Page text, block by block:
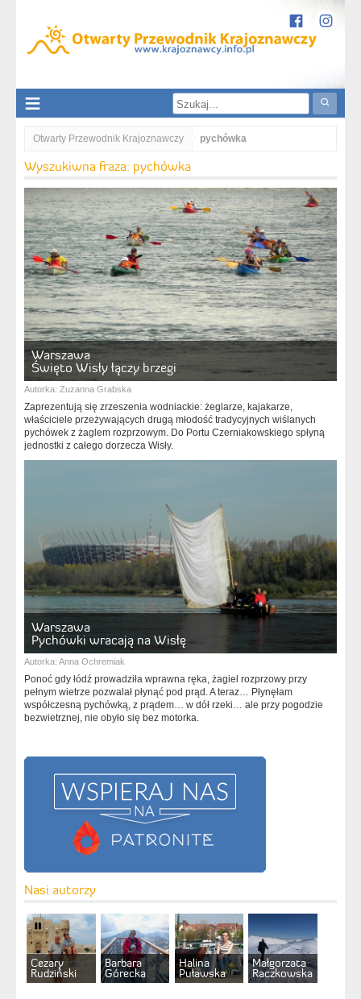
Otwarty Przewodnik Krajoznawczy pychówka
Wyszukiwna fraza: pychówka
Warszawa
Święto Wisły łączy brzegi
Autorka: Zuzanna Grabska
Zaprezentują się zrzeszenia wodniackie: żeglarze, kajakarze,
właściciele przeżywających drugą młodość tradycyjnych wiślanych
pychówek z żaglem rozprzowym. Do Portu Czerniakowskiego spłyną
jednostki z całego dorzecza Wisły.
Warszawa
Pychówki wracają na Wisłę
Autorka: Anna Ochremiak
Ponoć gdy łódź prowadziła wprawna ręka, żagiel rozprzowy przy
pełnym wietrze pozwalał płynąć pod prąd. A teraz… Płynęłam
współczesną pychówką, z prądem… w dół rzeki… ale przy pogodzie
bezwietrznej, nie obyło się bez motorka.
Nasi autorzy
Cezary
Rudziński
Barbara
Górecka
Halina
Puławska
Małgorzata
Raczkowska